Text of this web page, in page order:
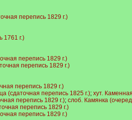
перепись 1829 г.)
1761 г.)
перепись 1829 г.)
перепись 1829 г.)
перепись 1829 г.)
(сдаточная перепись 1825 г.); хут.
перепись 1829 г.); слоб. Камянка
перепись 1829 г.)
перепись 1829 г.)